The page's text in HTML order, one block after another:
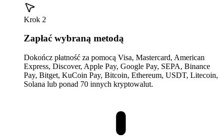
Krok 2
Zapłać wybraną metodą
Dokończ płatność za pomocą Visa, Mastercard, American
Express, Discover, Apple Pay, Google Pay, SEPA, Binance
Pay, Bitget, KuCoin Pay, Bitcoin, Ethereum, USDT, Litecoin,
Solana lub ponad 70 innych kryptowalut.